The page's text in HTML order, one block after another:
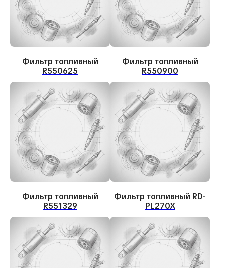
Фильтр топливный
R550625
Фильтр топливный
R550900
Фильтр топливный
R551329
Фильтр топливный RD-
PL270X